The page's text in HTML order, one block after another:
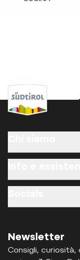
Newsletter
Consigli,